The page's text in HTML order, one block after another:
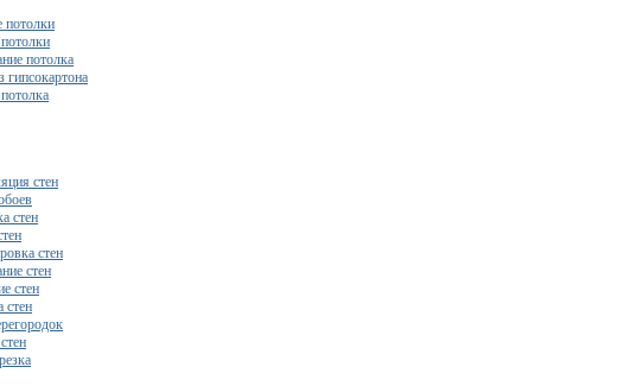
потолки
потолка
гипсокартона
стен
стен
стен
стен
стен
стен